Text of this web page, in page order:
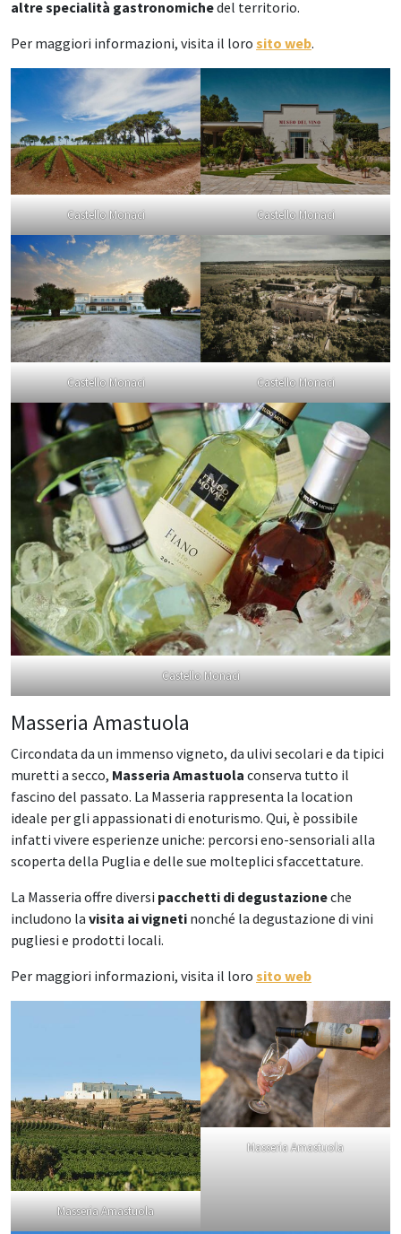
altre specialità gastronomichedel territorio.
Per maggiori informazioni, visita il loro sito web.
Castello Monaci Castello Monaci
Castello Monaci Castello Monaci
Castello Monaci
Masseria Amastuola
Circondata da un immenso vigneto, da ulivi secolari e da tipici
muretti a secco, Masseria Amastuola conserva tutto il
fascino del passato. La Masseria rappresenta la location
ideale per gli appassionati di enoturismo. Qui, è possibile
infatti vivere esperienze uniche: percorsi eno-sensoriali alla
scoperta della Puglia e delle sue molteplici sfaccettature.
La Masseria offre diversi pacchetti di degustazioneche
includono la visita ai vigneti nonché la degustazione di vini
pugliesi e prodotti locali.
Per maggiori informazioni, visita il loro sito web
Masseria Amastuola
Masseria Amastuola